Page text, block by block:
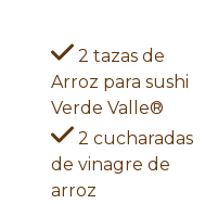
2 tazas de
Arroz para sushi
Verde Valle®
2 cucharadas
de vinagre de
arroz